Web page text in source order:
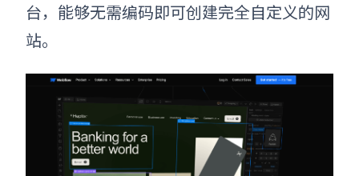
台，能够无需编码即可创建完全自定义的网
站。